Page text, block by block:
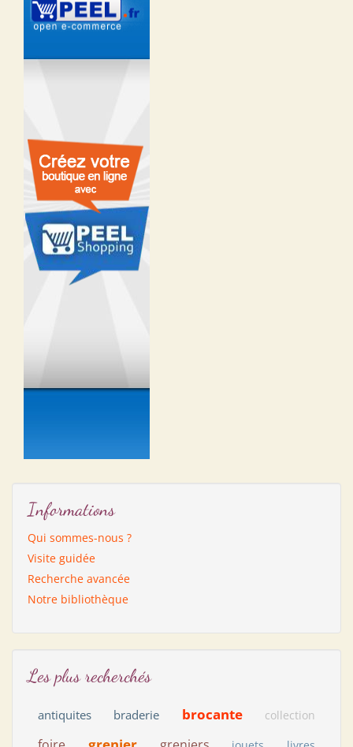
Informations
Qui sommes-nous ?
Visite guidée
Recherche avancée
Notre bibliothèque
Les plus recherchés
antiquites braderie brocante collection